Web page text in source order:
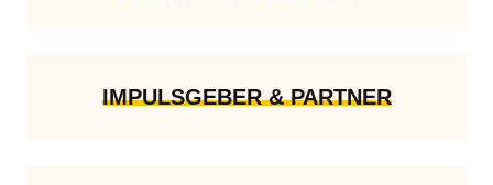
IMPULSGEBER & PARTNER